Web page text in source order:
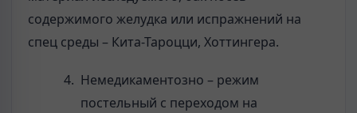
содержимого желудка или испражнений на
спец среды – Кита-Тароцци, Хоттингера.
Немедикаментозно – режим
постельный с переходом на